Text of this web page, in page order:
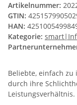
Artikelnummer:
GTIN:
HAN:
Kategorie:
Beliebte, einfach
durch ihre
Leistungsverhältnis.